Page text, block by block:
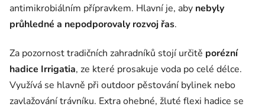
antimikrobiálním přípravkem. Hlavní je, aby nebyly
průhledné a nepodporovaly rozvoj řas.
Za pozornost tradičních zahradníků stojí určitě porézní
hadice Irrigatia, ze které prosakuje voda po celé délce.
Využívá se hlavně při outdoor pěstování bylinek nebo
zavlažování trávníku. Extra ohebné, žluté flexi hadice se